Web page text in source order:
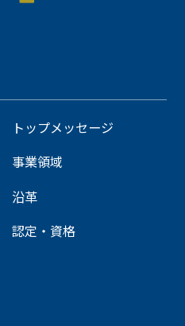
トップメッセージ
事業領域
沿革
認定・資格